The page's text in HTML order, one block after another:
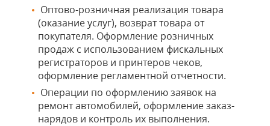
Оптово-розничная реализация товара
(оказание услуг), возврат товара от
покупателя. Оформление розничных
продаж с использованием фискальных
регистраторов и принтеров чеков,
оформление регламентной отчетности.
Операции по оформлению заявок на
ремонт автомобилей, оформление заказ-
нарядов и контроль их выполнения.